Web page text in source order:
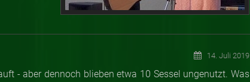
14. Juli 2019
- aber dennoch blieben etwa 10 Sessel ungenutzt. Was